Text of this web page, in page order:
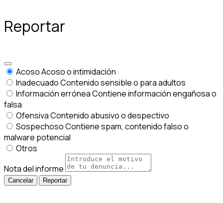
Reportar
AcosoAcoso o intimidación
InadecuadoContenido sensible o para adultos
Información erróneaContiene información engañosa o
falsa
OfensivaContenido abusivo o despectivo
SospechosoContiene spam, contenido falso o
malware potencial
Otros
Nota del informe
Reportar